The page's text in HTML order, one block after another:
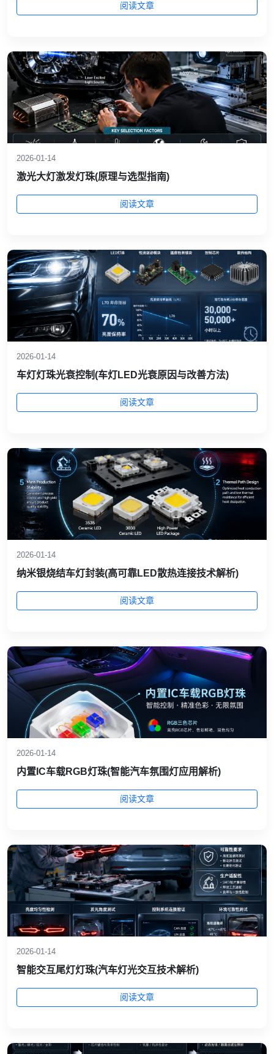
阅读文章
2026-01-14
激光大灯激发灯珠(原理与选型指南)
阅读文章
2026-01-14
车灯灯珠光衰控制(车灯LED光衰原因与改善方法)
阅读文章
2026-01-14
纳米银烧结车灯封装(高可靠LED散热连接技术解析)
阅读文章
2026-01-14
内置IC车载RGB灯珠(智能汽车氛围灯应用解析)
阅读文章
2026-01-14
智能交互尾灯灯珠(汽车灯光交互技术解析)
阅读文章